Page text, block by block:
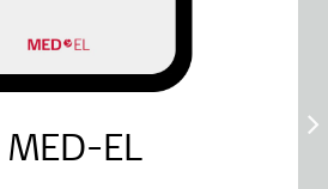
MED-EL